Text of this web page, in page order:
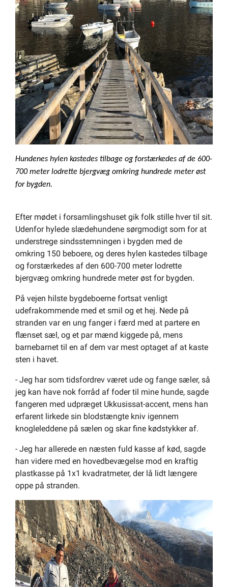
Hundenes hylen kastedes tilbage og forstærkedes af de 600-
700 meter lodrette bjergvæg omkring hundrede meter øst
for bygden.
Efter mødet i forsamlingshuset gik folk stille hver til sit.
Udenfor hylede slædehundene sørgmodigt som for at
understrege sindsstemningen i bygden med de
omkring 150 beboere, og deres hylen kastedes tilbage
og forstærkedes af den 600-700 meter lodrette
bjergvæg omkring hundrede meter øst for bygden.
På vejen hilste bygdeboerne fortsat venligt
udefrakommende med et smil og et hej. Nede på
stranden var en ung fanger i færd med at partere en
flænset sæl, og et par mænd kiggede på, mens
barnebarnet til en af dem var mest optaget af at kaste
sten i havet.
- Jeg har som tidsfordrev været ude og fange sæler, så
jeg kan have nok forråd af foder til mine hunde, sagde
fangeren med udpræget Ukkusissat-accent, mens han
erfarent lirkede sin blodstængte kniv igennem
knogleleddene på sælen og skar fine kødstykker af.
- Jeg har allerede en næsten fuld kasse af kød, sagde
han videre med en hovedbevægelse mod en kraftig
plastkasse på 1x1 kvadratmeter, der lå lidt længere
oppe på stranden.